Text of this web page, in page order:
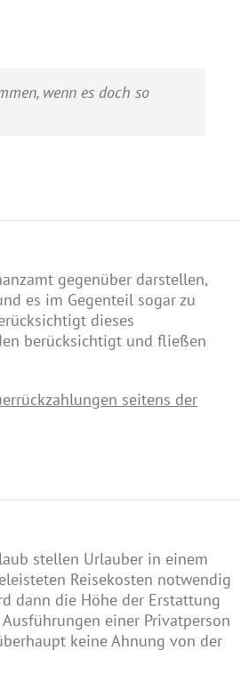
wenn es doch so
gegenüber darstellen,
es im Gegenteil sogar zu
dieses
berücksichtigt und fließen
seitens der
stellen Urlauber in einem
Reisekosten notwendig
dann die Höhe der Erstattung
einer Privatperson
keine Ahnung von der